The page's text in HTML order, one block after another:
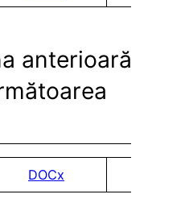
anterioară și
DOCx